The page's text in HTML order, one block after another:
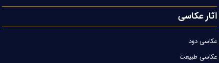
آثار عکاسی
عکاسی دود
عکاسی طبیعت